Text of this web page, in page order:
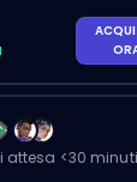
attesa <30 minuti